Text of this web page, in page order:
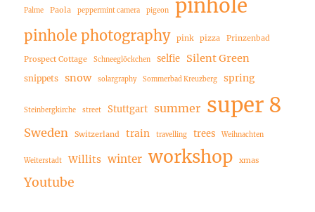
Palme Paola peppermint camera pigeon pinhole
pinhole photography pink pizza Prinzenbad
Prospect Cottage Schneeglöckchen selfie Silent Green
snippets snow solargraphy Sommerbad Kreuzberg spring
Steinbergkirche street Stuttgart summer super 8
Sweden Switzerland train travelling trees Weihnachten
Weiterstadt Willits winter workshop xmas
Youtube